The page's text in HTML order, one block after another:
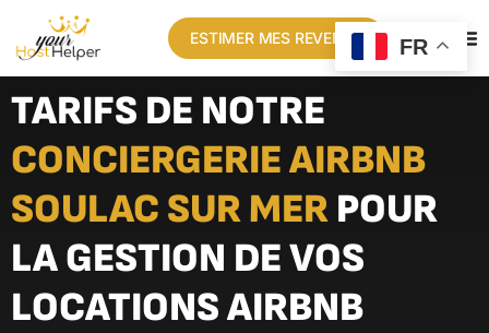
ESTIMER MES REVENUS
TARIFS DE NOTRE
CONCIERGERIE AIRBNB
SOULAC SUR MER POUR
LA GESTION DE VOS
LOCATIONS AIRBNB
FR